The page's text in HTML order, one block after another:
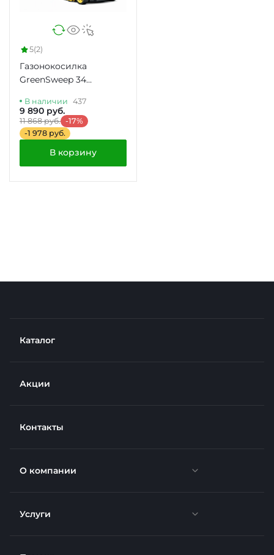
5(2)
Газонокосилка
GreenSweep 34
В наличии 437
9 890 руб.
11 868 руб. -17%
-1 978 руб.
В корзину
Каталог
Акции
Контакты
О компании
Новости
Услуги